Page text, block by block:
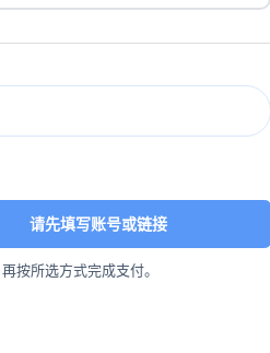
请先填写账号或链接
按所选方式完成支付。